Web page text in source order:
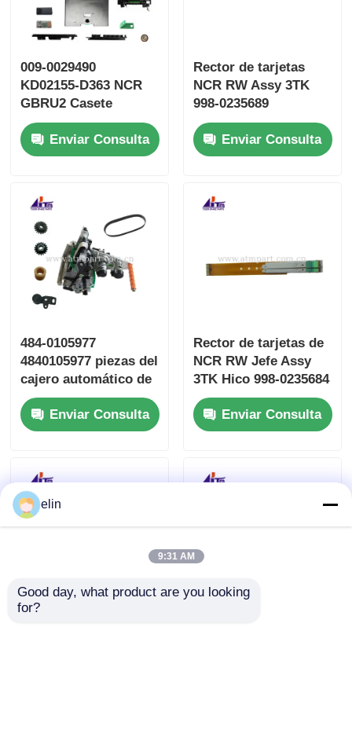
009-0029490
KD02155-D363 NCR
GBRU2 Casete
Depósito Fujitsu
G610 G611
Enviar Consulta
Rector de tarjetas
NCR RW Assy 3TK
998-0235689
9980235689
SBW237702
Enviar Consulta
484-0105977
4840105977 piezas del
cajero automático de
la asamblea de
alimentación del
manojo de NCR
Enviar Consulta
Rector de tarjetas de
NCR RW Jefe Assy
3TK Hico 998-0235684
998-0913546
SBW237705
Enviar Consulta
elin
9:31 AM
Good day, what product are you looking
for?